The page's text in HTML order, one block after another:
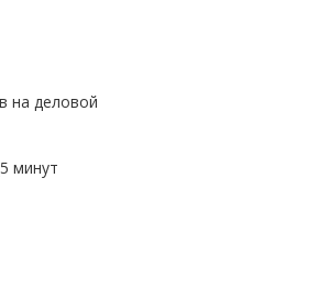
на деловой
минут